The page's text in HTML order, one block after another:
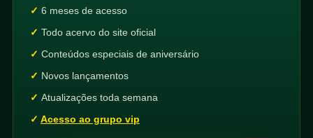
6 meses de acesso
Todo acervo do site oficial
Conteúdos especiais de aniversário
Novos lançamentos
Atualizações toda semana
Acesso ao grupo vip